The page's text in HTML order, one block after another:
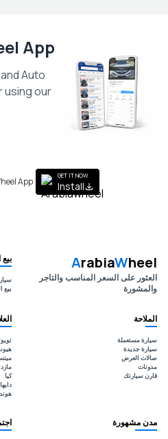
App
Auto
using our
App
GET IT NOW
Install
ArabiaWheel
العثور على السعر المناسب والتاجر
والمشورة
بيع
الملاحة
سيارة مستعملة
سيارة جديدة
صالات العرض
مدونات
قارن سيارتك
كيا
مدن مشهورة